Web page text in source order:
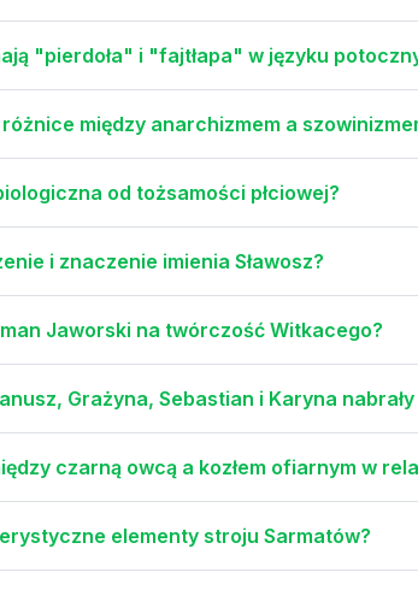
"pierdoła" i "fajtłapa" w języku
między anarchizmem a
od tożsamości płciowej?
i znaczenie imienia Sławosz?
Jaworski na twórczość Witkacego?
Grażyna, Sebastian i Karyna
czarną owcą a kozłem ofiarnym w
elementy stroju Sarmatów?